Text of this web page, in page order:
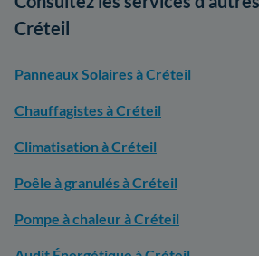
Créteil
Panneaux Solaires à Créteil
Chauffagistes à Créteil
Climatisation à Créteil
Poêle à granulés à Créteil
Pompe à chaleur à Créteil